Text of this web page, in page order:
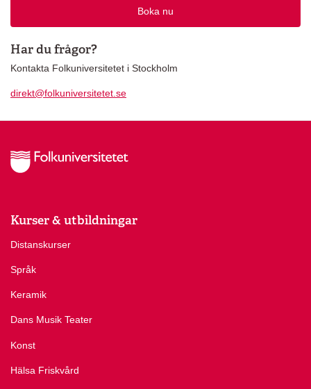
Boka nu
Har du frågor?
Kontakta Folkuniversitetet i Stockholm
direkt@folkuniversitetet.se
Kurser & utbildningar
Distanskurser
Språk
Keramik
Dans Musik Teater
Konst
Hälsa Friskvård